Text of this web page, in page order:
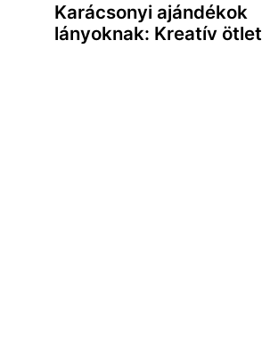
Karácsonyi ajándékok
lányoknak: Kreatív